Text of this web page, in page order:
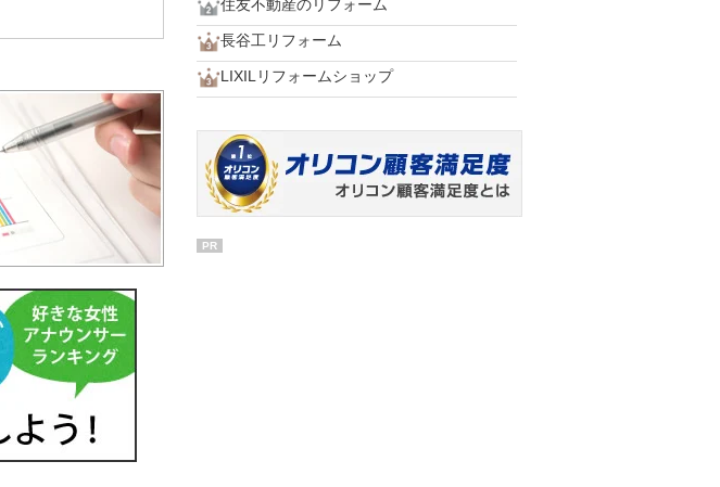
住友不動産のリフォーム
長谷工リフォーム
LIXILリフォームショップ
PR